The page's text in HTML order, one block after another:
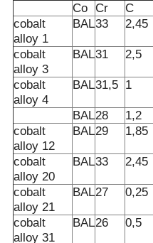
Co Cr C
cobalt
alloy 1
BAL33 2,45
cobalt
alloy 3
BAL31 2,5
cobalt
alloy 4
BAL31,5 1
BAL28 1,2
cobalt
alloy 12
BAL29 1,85
cobalt
alloy 20
BAL33 2,45
cobalt
alloy 21
BAL27 0,25
cobalt
alloy 31
BAL26 0,5